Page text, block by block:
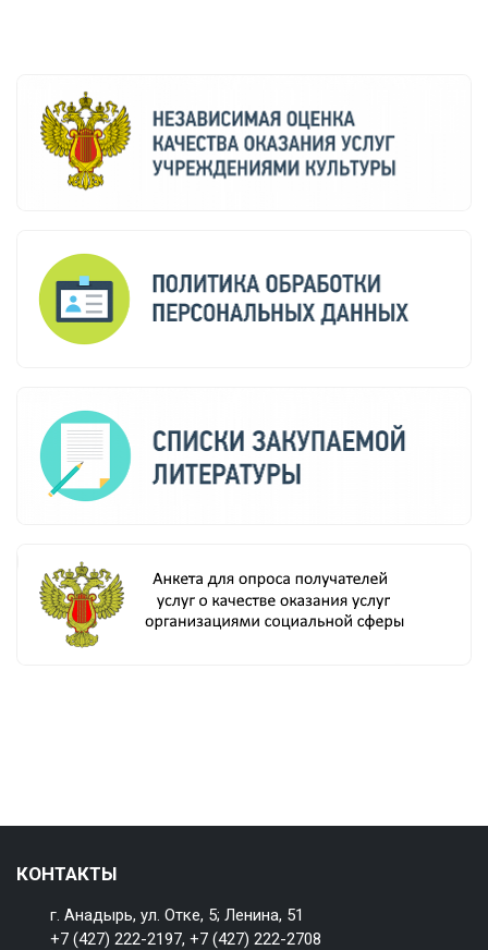
КОНТАКТЫ
г. Анадырь, ул. Отке, 5; Ленина, 51
+7 (427) 222-2197,+7 (427) 222-2708